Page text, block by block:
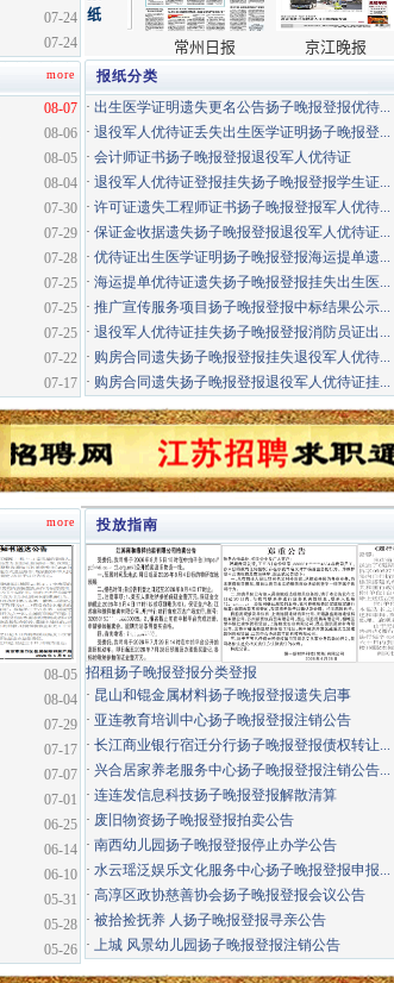
报纸分类
· 出生医学证明遗失更名公告扬子晚报登报优待...
· 退役军人优待证丢失出生医学证明扬子晚报登...
· 会计师证书扬子晚报登报退役军人优待证
· 退役军人优待证登报挂失扬子晚报登报学生证...
· 许可证遗失工程师证书扬子晚报登报军人优待...
· 保证金收据遗失扬子晚报登报退役军人优待证...
· 优待证出生医学证明扬子晚报登报海运提单遗...
· 海运提单优待证遗失扬子晚报登报挂失出生医...
· 推广宣传服务项目扬子晚报登报中标结果公示...
· 退役军人优待证挂失扬子晚报登报消防员证出...
· 购房合同遗失扬子晚报登报挂失退役军人优待...
· 购房合同遗失扬子晚报登报退役军人优待证挂...
07-24
07-24
more
08-07
08-06
08-05
08-04
07-30
07-29
07-28
07-25
07-25
07-25
07-22
07-17
投放指南
招租扬子晚报登报分类登报
· 昆山和锟金属材料扬子晚报登报遗失启事
· 亚连教育培训中心扬子晚报登报注销公告
· 长江商业银行宿迁分行扬子晚报登报债权转让...
· 兴合居家养老服务中心扬子晚报登报注销公告...
· 连连发信息科技扬子晚报登报解散清算
· 废旧物资扬子晚报登报拍卖公告
· 南西幼儿园扬子晚报登报停止办学公告
· 水云瑶泛娱乐文化服务中心扬子晚报登报申报...
· 高淳区政协慈善协会扬子晚报登报会议公告
· 被拾捡抚养 人扬子晚报登报寻亲公告
· 上城 风景幼儿园扬子晚报登报注销公告
more
08-05
08-04
07-29
07-17
07-07
07-01
06-25
06-14
06-10
05-31
05-28
05-26